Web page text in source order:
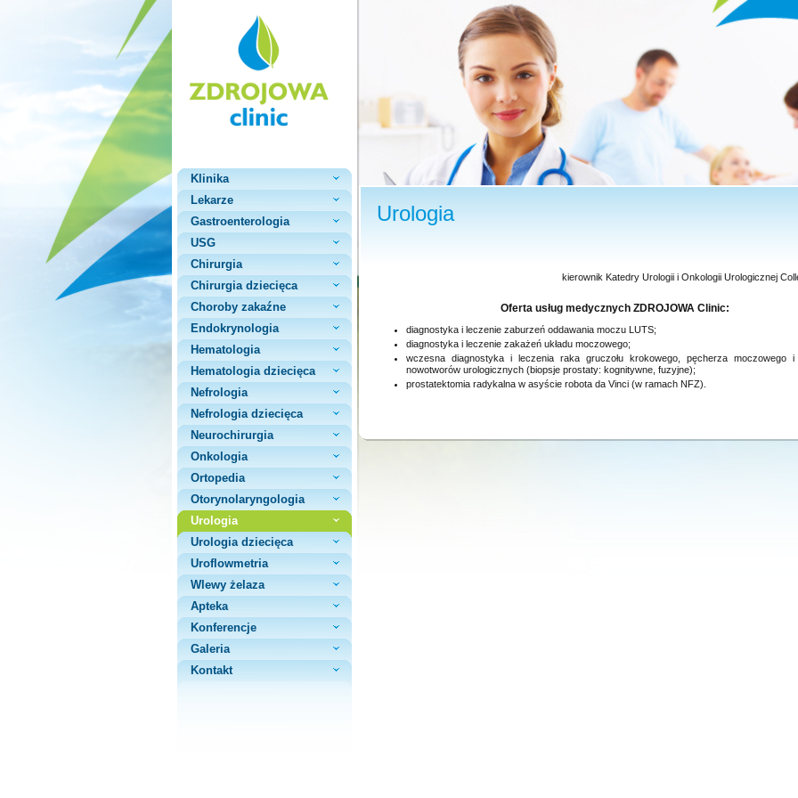
Klinika
Lekarze
Gastroenterologia
USG
Chirurgia
Chirurgia dziecięca
Choroby zakaźne
Endokrynologia
Hematologia
Hematologia dziecięca
Nefrologia
Nefrologia dziecięca
Neurochirurgia
Onkologia
Ortopedia
Otorynolaryngologia
Urologia
Urologia dziecięca
Uroflowmetria
Wlewy żelaza
Apteka
Konferencje
Galeria
Kontakt
Urologia
kierownik Katedry Urologii i Onkologii Urologicznej
Oferta usług medycznych ZDROJOWA Clinic:
diagnostyka i leczenie zaburzeń oddawania moczu LUTS;
diagnostyka i leczenie zakażeń układu moczowego;
wczesna diagnostyka i leczenia raka gruczołu krokowego, pęcherza moczowego i
nowotworów urologicznych (biopsje prostaty: kognitywne, fuzyjne);
prostatektomia radykalna w asyście robota da Vinci (w ramach NFZ).